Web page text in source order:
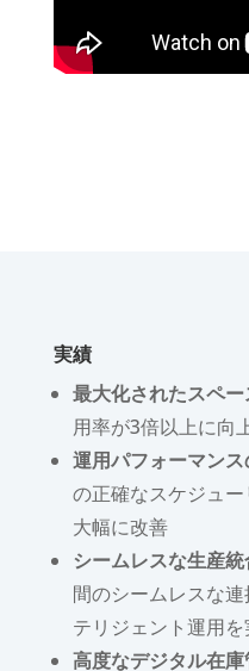
実績
最大化されたスペー
用率が3倍以上に向
運用パフォーマンス
の正確なスケジュ
大幅に改善
シームレスな生産統
間のシームレスな
テリジェント運用
高度なデジタル在庫